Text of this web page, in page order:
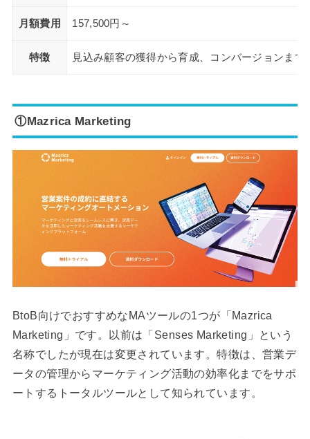
月額費用 157,500円～
特徴 見込み顧客の獲得から育成、コンバージョンま
①Mazrica Marketing
BtoB向けでおすすめなMAツールの1つが「Mazrica
Marketing」です。以前は「Senses Marketing」という
名称でしたが現在は変更されています。特徴は、営業デ
ータの管理からマーケティング活動の効率化までをサポ
ートするトータルツールとして知られています。